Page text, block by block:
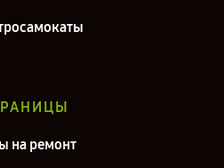
на ремонт